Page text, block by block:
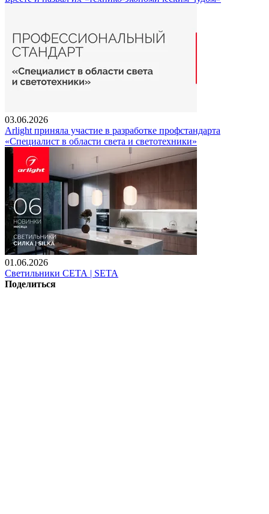
03.06.2026
Arlight приняла участие в разработке профстандарта
«Специалист в области света и светотехники»
01.06.2026
Светильники СЕТА | SETA
Поделиться